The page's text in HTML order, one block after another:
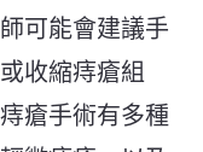
可能會建議手
收縮痔瘡組
瘡手術有多種